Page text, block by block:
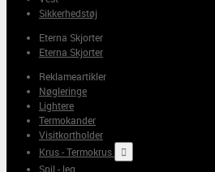
Sikkerhedstøj
Eterna Skjorter
Eterna Skjorter
Reklameartikler
Nøgleringe
Lightere
Termokander
Visitkortholder
Krus - Termokrus

Spil - leg